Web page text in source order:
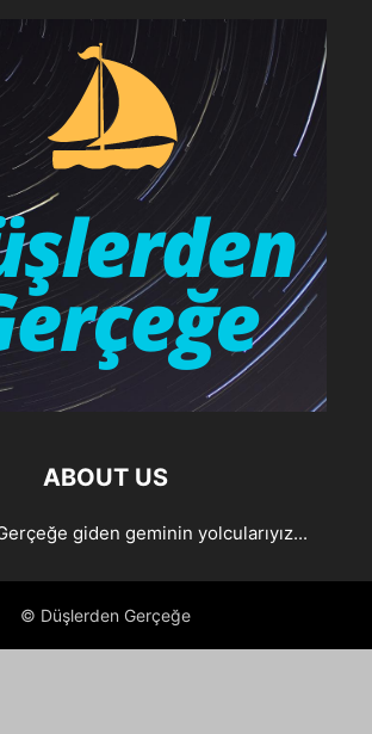
ABOUT US
giden geminin yolcularıyız...
© Düşlerden Gerçeğe